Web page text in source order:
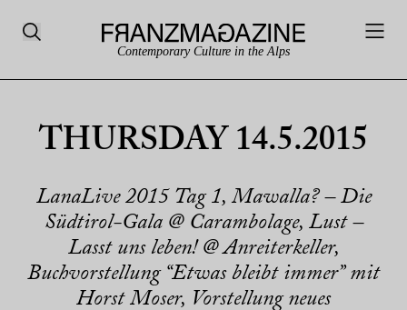
Contemporary Culture in the Alps
THURSDAY 14.5.2015
LanaLive 2015 Tag 1, Mawalla? – Die
Südtirol-Gala @ Carambolage, Lust –
Lasst uns leben! @ Anreiterkeller,
Buchvorstellung “Etwas bleibt immer” mit
Horst Moser, Vorstellung neues